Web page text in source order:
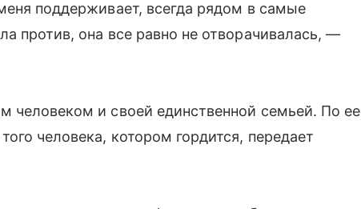
поддерживает, всегда рядом в самые
против, она все равно не отворачивалась, —
человеком и своей единственной семьей. По ее
человека, котором гордится, передает